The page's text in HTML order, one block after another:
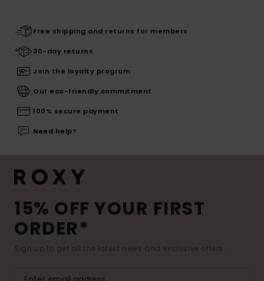
Free shipping and returns for members
30-day returns
Join the loyalty program
Our eco-friendly commitment
100% secure payment
Need help?
15% OFF YOUR FIRST
ORDER*
Sign up to get all the latest news and exclusive offers.